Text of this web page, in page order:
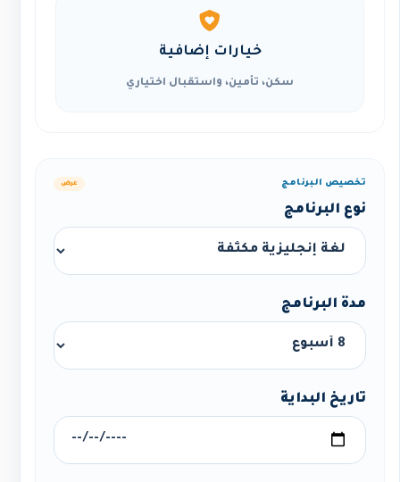
خيارات إضافية
سكن، تأمين، واستقبال اختياري
تخصيص البرنامج عرض
نوع البرنامج
مدة البرنامج
تاريخ البداية